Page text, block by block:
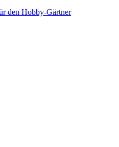
den Hobby-Gärtner